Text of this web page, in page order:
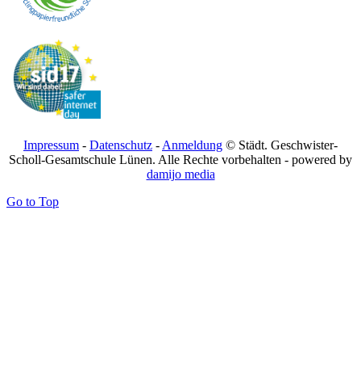
Impressum - Datenschutz -Anmeldung © Städt. Geschwister-
Scholl-Gesamtschule Lünen. Alle Rechte vorbehalten - powered by
damijo media
Go to Top